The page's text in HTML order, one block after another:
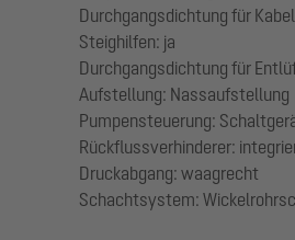
Durchgangsdichtung für
Steighilfen: ja
Durchgangsdichtung für
Aufstellung: Nassaufstellung
Pumpensteuerung:
Rückflussverhinderer:
Druckabgang: waagrecht
Schachtsystem: